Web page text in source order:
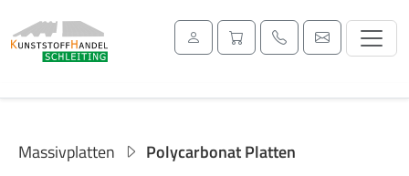
Massivplatten Polycarbonat Platten